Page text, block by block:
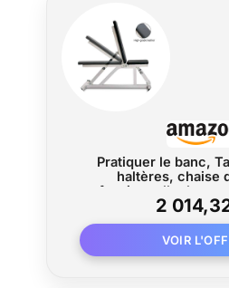
Dimensions plié : 90 x 40
Économisez 80%
SOUCIS】Nous offrons
et un service après-vente
pas à nous contacter.
et 7j/7 pour résoudre les
Solutions 100%
Pratiquer le banc,
haltères, chaise
professionnelle, banc
for oiseaux,
planche
2